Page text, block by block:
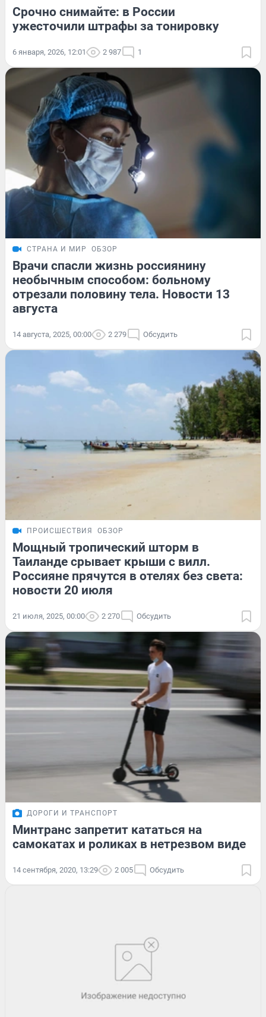
Срочно снимайте: в России
ужесточили штрафы за тонировку
6 января, 2026, 12:01 2 987 1
СТРАНА И МИР ОБЗОР
Врачи спасли жизнь россиянину
необычным способом: больному
отрезали половину тела. Новости 13
августа
14 августа, 2025, 00:00 2 279 Обсудить
ПРОИСШЕСТВИЯ ОБЗОР
Мощный тропический шторм в
Таиланде срывает крыши с вилл.
Россияне прячутся в отелях без света:
новости 20 июля
21 июля, 2025, 00:00 2 270 Обсудить
ДОРОГИ И ТРАНСПОРТ
Минтранс запретит кататься на
самокатах и роликах в нетрезвом виде
14 сентября, 2020, 13:29 2 005 Обсудить